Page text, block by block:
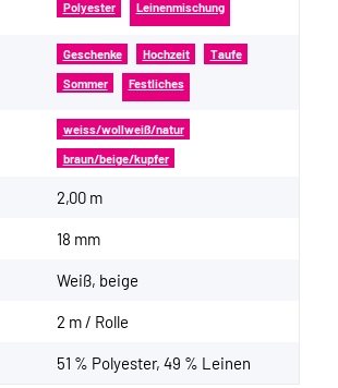
Polyester Leinenmischung
Geschenke Hochzeit Taufe
Sommer Festliches
weiss/wollweiß/natur
braun/beige/kupfer
2,00 m
18 mm
Weiß, beige
2 m / Rolle
51 % Polyester, 49 % Leinen